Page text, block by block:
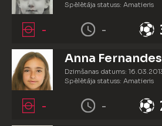
Spēlētāja statuss: Amatieris
- -
Anna
Dzimšanas datums:
Spēlētāja statuss: Amatieris
- -